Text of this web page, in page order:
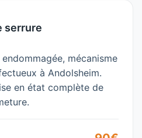
serrure
mécanisme
à Andolsheim.
en état complète de